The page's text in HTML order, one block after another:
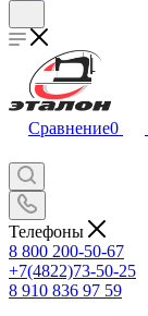
Сравнение0
Телефоны
8 800 200-50-67
+7(4822)73-50-25
8 910 836 97 59